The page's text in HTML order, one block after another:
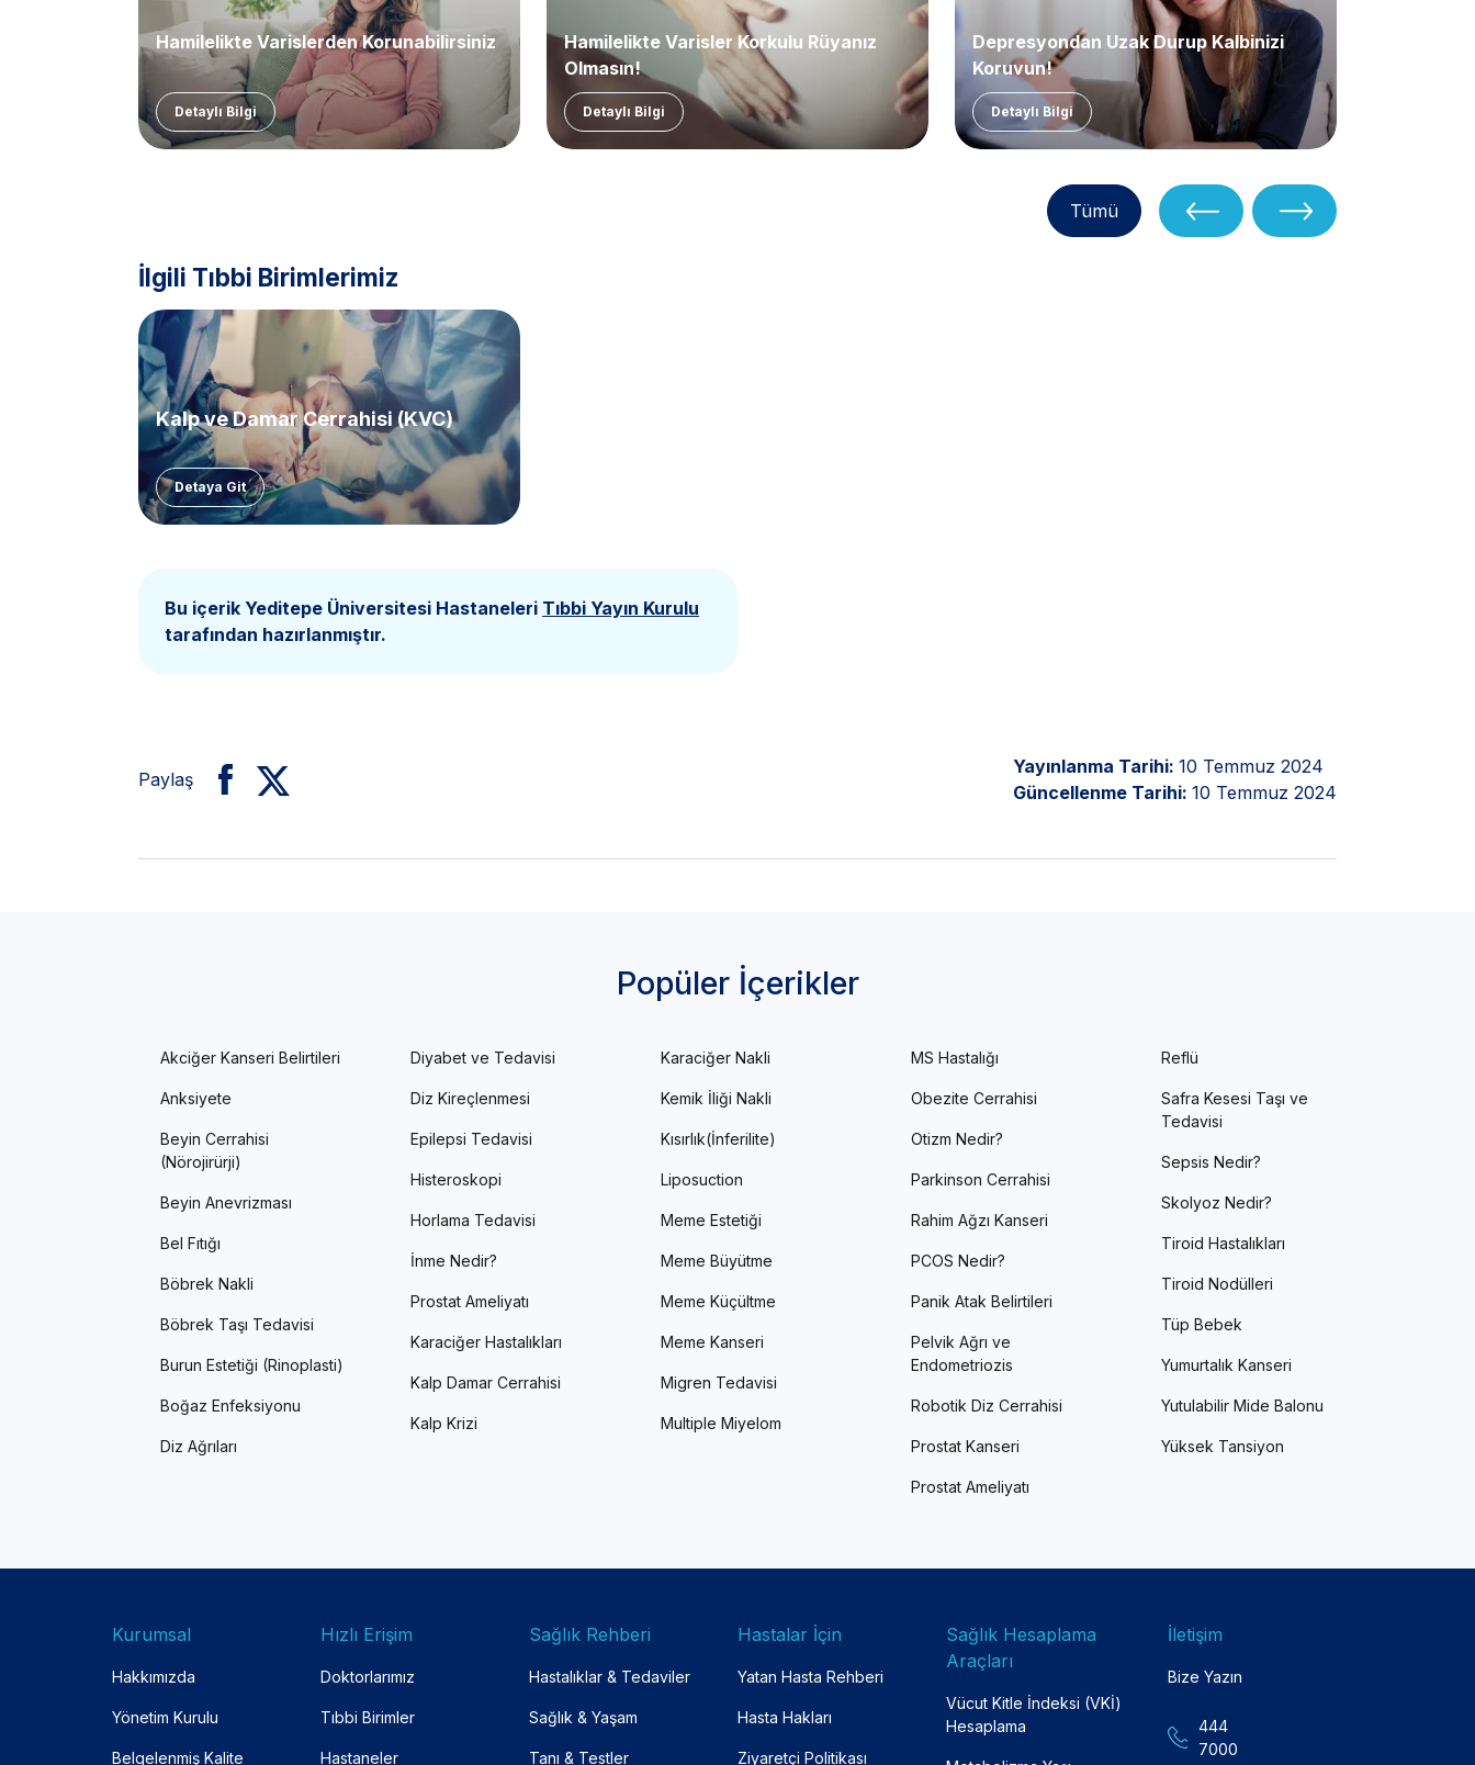
Hamilelikte Varislerden Korunabilirsiniz
Detaylı Bilgi
Hamilelikte Varisler Korkulu Rüyanız
Olmasın!
Detaylı Bilgi
Depresyondan Uzak Durup Kalbinizi
Koruyun!
Detaylı Bilgi
Tümü
İlgili Tıbbi Birimlerimiz
Kalp ve Damar Cerrahisi (KVC)
Detaya Git
Bu içerik Yeditepe Üniversitesi Hastaneleri Tıbbi Yayın Kurulu
tarafından hazırlanmıştır.
Paylaş
Yayınlanma Tarihi: 10 Temmuz 2024
Güncellenme Tarihi: 10 Temmuz 2024
Popüler İçerikler
Akciğer Kanseri Belirtileri
Anksiyete
Beyin Cerrahisi
(Nörojirürji)
Beyin Anevrizması
Bel Fıtığı
Böbrek Nakli
Böbrek Taşı Tedavisi
Burun Estetiği (Rinoplasti)
Boğaz Enfeksiyonu
Diz Ağrıları
Diyabet ve Tedavisi
Diz Kireçlenmesi
Epilepsi Tedavisi
Histeroskopi
Horlama Tedavisi
İnme Nedir?
Prostat Ameliyatı
Karaciğer Hastalıkları
Kalp Damar Cerrahisi
Kalp Krizi
Karaciğer Nakli
Kemik İliği Nakli
Kısırlık(İnferilite)
Liposuction
Meme Estetiği
Meme Büyütme
Meme Küçültme
Meme Kanseri
Migren Tedavisi
Multiple Miyelom
MS Hastalığı
Obezite Cerrahisi
Otizm Nedir?
Parkinson Cerrahisi
Rahim Ağzı Kanseri
PCOS Nedir?
Panik Atak Belirtileri
Pelvik Ağrı ve
Endometriozis
Robotik Diz Cerrahisi
Prostat Kanseri
Prostat Ameliyatı
Reflü
Safra Kesesi Taşı ve
Tedavisi
Sepsis Nedir?
Skolyoz Nedir?
Tiroid Hastalıkları
Tiroid Nodülleri
Tüp Bebek
Yumurtalık Kanseri
Yutulabilir Mide Balonu
Yüksek Tansiyon
Kurumsal
Hakkımızda
Yönetim Kurulu
Belgelenmiş Kalite
Hızlı Erişim
Doktorlarımız
Tıbbi Birimler
Hastaneler
Sağlık Rehberi
Hastalıklar & Tedaviler
Sağlık & Yaşam
Tanı & Testler
Hastalar İçin
Yatan Hasta Rehberi
Hasta Hakları
Ziyaretçi Politikası
Sağlık Hesaplama
Araçları
Vücut Kitle İndeksi (VKİ)
Hesaplama
İletişim
Bize Yazın
444
7000